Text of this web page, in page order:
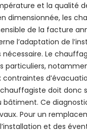
et la qualité
dimensionnée, les
de la facture
l’adaptation de
nécessaire. Le
particuliers,
doit donc
Ce
Pour un
et des